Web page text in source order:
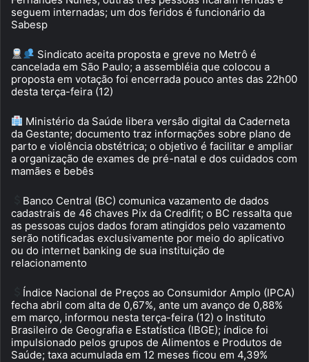
seguem internadas; um dos feridos é funcionário da
Sabesp
Sindicato aceita proposta e greve no Metrô é
cancelada em São Paulo; a assembléia que colocou a
proposta em votação foi encerrada pouco antes das 22h00
desta terça-feira (12)
Ministério da Saúde libera versão digital da Caderneta
da Gestante; documento traz informações sobre plano de
parto e violência obstétrica; o objetivo é facilitar e ampliar
a organização de exames de pré-natal e dos cuidados com
mamães e bebês
Banco Central (BC) comunica vazamento de dados
cadastrais de 46 chaves Pix da Credifit; o BC ressalta que
as pessoas cujos dados foram atingidos pelo vazamento
serão notificadas exclusivamente por meio do aplicativo
ou do internet banking de sua instituição de
relacionamento
Índice Nacional de Preços ao Consumidor Amplo (IPCA)
fecha abril com alta de 0,67%, ante um avanço de 0,88%
em março, informou nesta terça-feira (12) o Instituto
Brasileiro de Geografia e Estatística (IBGE); índice foi
impulsionado pelos grupos de Alimentos e Produtos de
Saúde; taxa acumulada em 12 meses ficou em 4,39%